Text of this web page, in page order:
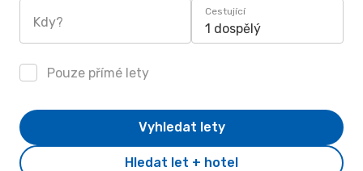
Kdy?
Cestující
1 dospělý
Pouze přímé lety
Hledat let + hotel
Vyhledat lety